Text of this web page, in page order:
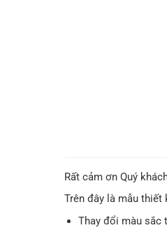
Rất cảm ơn Quý
Trên đây là mẫu thiết
Thay đổi màu sắc